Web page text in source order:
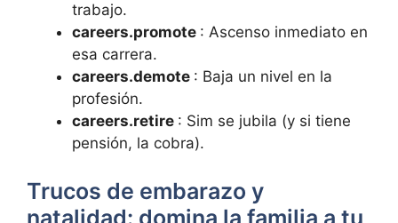
trabajo.
careers.promote : Ascenso inmediato en
esa carrera.
careers.demote : Baja un nivel en la
profesión.
careers.retire : Sim se jubila (y si tiene
pensión, la cobra).
Trucos de embarazo y
natalidad: domina la familia a tu